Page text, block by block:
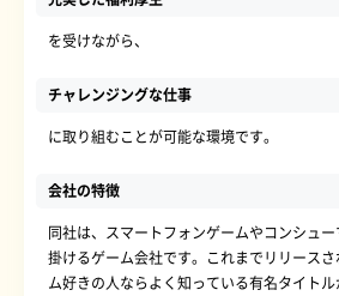
を受けながら、
チャレンジングな仕事
に取り組むことが可能な環境です。
会社の特徴
同社は、スマートフォンゲームやコンシュ
掛けるゲーム会社です。これまでリリース
ム好きの人ならよく知っている有名タイトル